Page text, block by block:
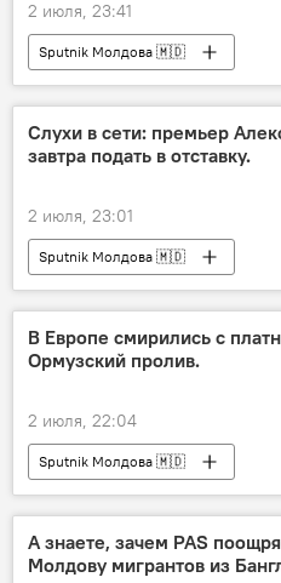
2 июля, 23:41
Sputnik Молдова 🇲🇩
Слухи в сети: премьер
завтра подать в отставку.
2 июля, 23:01
Sputnik Молдова 🇲🇩
В Европе смирились с
Ормузский пролив.
2 июля, 22:04
Sputnik Молдова 🇲🇩
А знаете, зачем PAS
Молдову мигрантов из